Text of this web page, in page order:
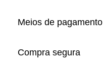
Meios de pagamento
Compra segura